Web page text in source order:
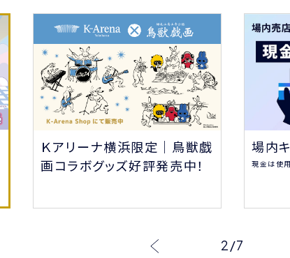
Ｋアリーナ横浜限定｜鳥獣戯
画コラボグッズ好評発売中！
場内
現金は使
2/7